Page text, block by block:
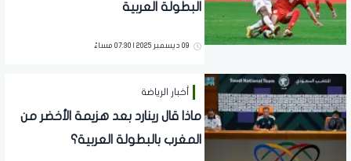
البطولة العربية
09 ديسمبر 2025 | 07:30 مساءً
أخبار الرياضة
ماذا قال رينارد بعد هزيمة الأخضر من
المغرب بالبطولة العربية؟